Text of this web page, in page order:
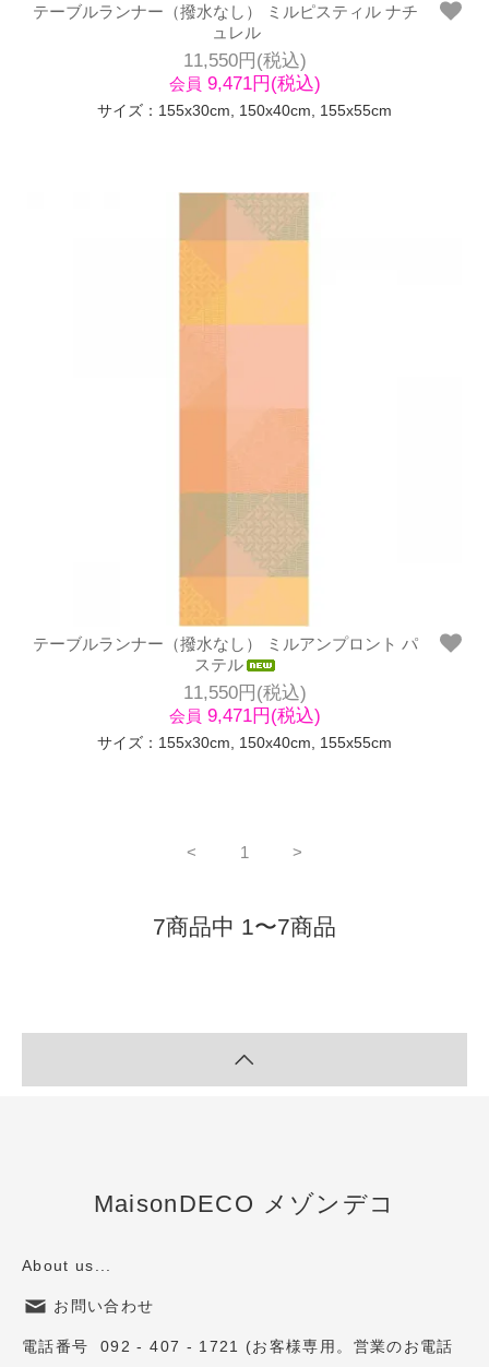
テーブルランナー（撥水なし） ミルピスティル ナチ
ュレル
11,550円(税込)
会員 9,471円(税込)
サイズ：155x30cm, 150x40cm, 155x55cm
テーブルランナー（撥水なし） ミルアンプロント パ
ステル
11,550円(税込)
会員 9,471円(税込)
サイズ：155x30cm, 150x40cm, 155x55cm
< 1 >
7商品中 1〜7商品
MaisonDECO メゾンデコ
About us...
お問い合わせ
電話番号 092 - 407 - 1721 (お客様専用。営業のお電話